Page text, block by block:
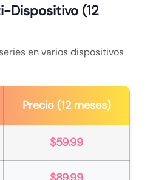
Dispositivo (12
en varios dispositivos
Precio (12 meses)
$59.99